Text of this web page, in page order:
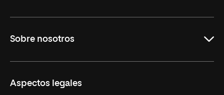
Másteres Oficiales
Doctorados
Sobre nosotros
Facultades
Aspectos legales